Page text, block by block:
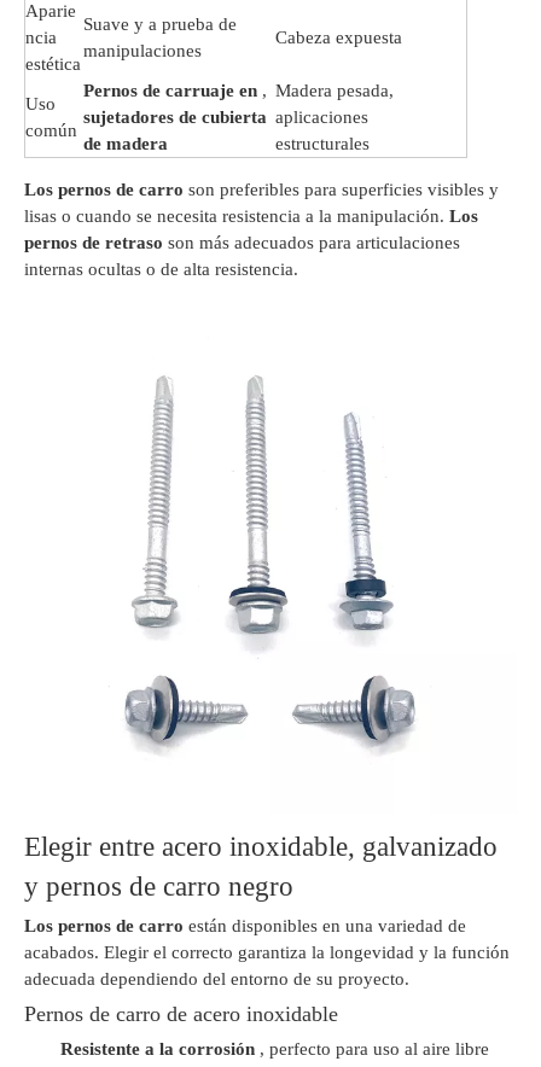
Aparie
ncia
estética
Suave y a prueba de
manipulaciones
Cabeza expuesta
Uso
común
Pernos de carruaje en ,
sujetadores de cubierta
de madera
Madera pesada,
aplicaciones
estructurales
Los pernos de carro son preferibles para superficies visibles y
lisas o cuando se necesita resistencia a la manipulación. Los
pernos de retraso son más adecuados para articulaciones
internas ocultas o de alta resistencia.
Elegir entre acero inoxidable, galvanizado
y pernos de carro negro
Los pernos de carro están disponibles en una variedad de
acabados. Elegir el correcto garantiza la longevidad y la función
adecuada dependiendo del entorno de su proyecto.
Pernos de carro de acero inoxidable
Resistente a la corrosión , perfecto para uso al aire libre